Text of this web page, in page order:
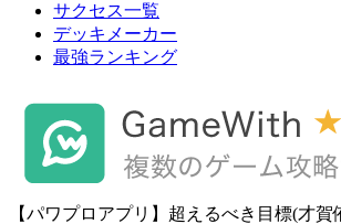
サクセス一覧
デッキメーカー
最強ランキング
【パワプロアプリ】超えるべき目標(才